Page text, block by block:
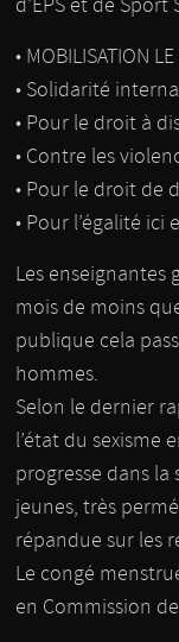
d’EPS et de Sport
• MOBILISATION
• Solidarité
• Pour le droit à
• Contre les
• Pour le droit de
• Pour l’égalité
Les enseignantes
mois de moins
publique cela
hommes.
Selon le dernier
l’état du sexisme
progresse dans
jeunes, très
répandue sur les
Le congé
en Commission